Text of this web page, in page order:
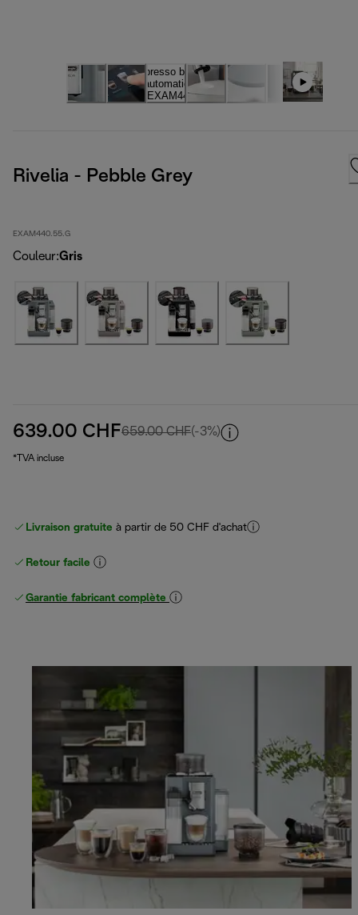
Rivelia - Pebble Grey
EXAM440.55.G
Couleur:Gris
639.00 CHF659.00 CHFprix original 659.00 CHF
(-3%)
*TVA incluse
Livraison gratuite à partir de 50 CHF d'achat
Retour facile
Garantie fabricant complète